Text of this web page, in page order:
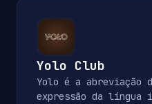
Yolo Club
Yolo é a abreviação
expressão da